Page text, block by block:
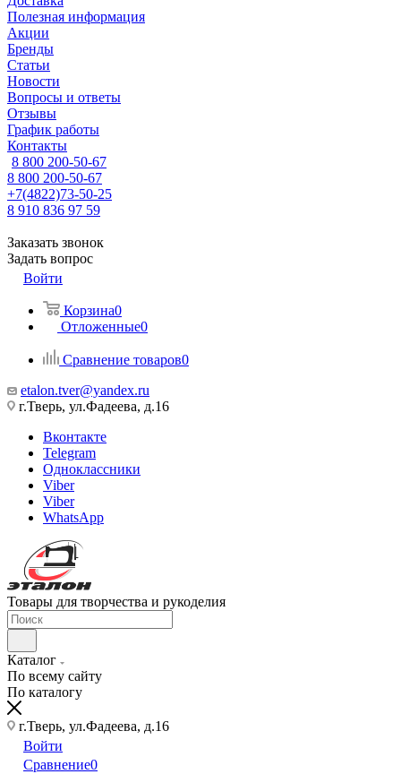
Полезная информация
Акции
Бренды
Статьи
Новости
Вопросы и ответы
Отзывы
График работы
Контакты
8 800 200-50-67
8 800 200-50-67
+7(4822)73-50-25
8 910 836 97 59
Заказать звонок
Задать вопрос
Войти
Корзина0
Отложенные0
Сравнение товаров0
etalon.tver@yandex.ru
г.Тверь, ул.Фадеева, д.16
Вконтакте
Telegram
Одноклассники
Viber
Viber
WhatsApp
Товары для творчества и рукоделия
Каталог
По всему сайту
По каталогу
г.Тверь, ул.Фадеева, д.16
Войти
Сравнение0